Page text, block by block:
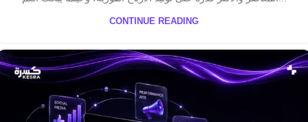
CONTINUE READING